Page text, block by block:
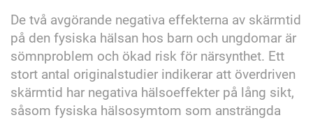
De två avgörande negativa effekterna av skärmtid
på den fysiska hälsan hos barn och ungdomar är
sömnproblem och ökad risk för närsynthet. Ett
stort antal originalstudier indikerar att överdriven
skärmtid har negativa hälsoeffekter på lång sikt,
såsom fysiska hälsosymtom som ansträngda